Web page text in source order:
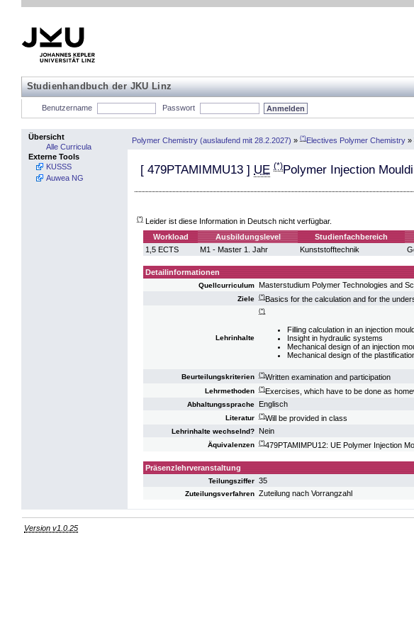
Studienhandbuch der JKU Linz
Benutzername Passwort
Übersicht
Alle Curricula
Externe Tools
KUSSS
Auwea NG
Polymer Chemistry (auslaufend mit 28.2.2027) » (*)Electives Polymer Chemistry »
[ 479PTAMIMMU13 ] UE (*)Polymer Injection
(*) Leider ist diese Information in Deutsch nicht verfügbar.
Workload
Ausbildungslevel Studienfachbereich
1,5 ECTS
M1 - Master 1. Jahr Kunststofftechnik
Detailinformationen
Quellcurriculum Masterstudium Polymer Technologies and
Ziele (*)Basics for the calculation and for the
Lehrinhalte
(*)
Filling calculation in an injection
Insight in hydraulic systems
Mechanical design of an injection
Mechanical design of the
Beurteilungskriterien (*)Written examination and participation
Lehrmethoden (*)Exercises, which have to be done as
Abhaltungssprache Englisch
Literatur (*)Will be provided in class
Lehrinhalte wechselnd? Nein
Äquivalenzen (*)479PTAMIMPU12: UE Polymer Injection
Präsenzlehrveranstaltung
Teilungsziffer 35
Zuteilungsverfahren Zuteilung nach Vorrangzahl
Version v1.0.25